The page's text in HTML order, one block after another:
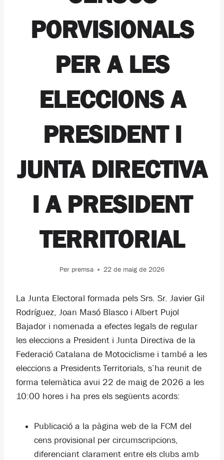
PORVISIONALS
PER A LES
ELECCIONS A
PRESIDENT I
JUNTA DIRECTIVA
I A PRESIDENT
TERRITORIAL
Per premsa 22 de maig de 2026
La Junta Electoral formada pels Srs. Sr. Javier Gil
Rodríguez, Joan Masó Blasco i Albert Pujol
Bajador i nomenada a efectes legals de regular
les eleccions a President i Junta Directiva de la
Federació Catalana de Motociclisme i també a les
eleccions a Presidents Territorials, s’ha reunit de
forma telemàtica avui 22 de maig de 2026 a les
10:00 hores i ha pres els següents acords:
Publicació a la pàgina web de la FCM del
cens provisional per circumscripcions,
diferenciant clarament entre els clubs amb